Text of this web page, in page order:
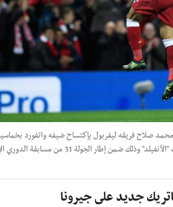
صلاح فريقه ليفربول بإكتساح ضيفه واتفورد
نظيفة، المباراة التي جمعت الفريقين على أرضية ملعب "الآنفيلد" وذلك ضمن إطار
جديد على جيرونا